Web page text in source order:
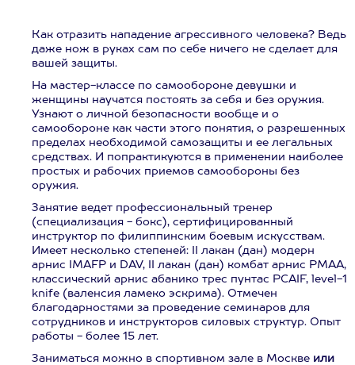
Как отразить нападение агрессивного человека? Ведь
даже нож в руках сам по себе ничего не сделает для
вашей защиты.
На мастер-классе по самообороне девушки и
женщины научатся постоять за себя и без оружия.
Узнают о личной безопасности вообще и о
самообороне как части этого понятия, о разрешенных
пределах необходимой самозащиты и ее легальных
средствах. И попрактикуются в применении наиболее
простых и рабочих приемов самообороны без
оружия.
Занятие ведет профессиональный тренер
(специализация - бокс), сертифицированный
инструктор по филиппинским боевым искусствам.
Имеет несколько степеней: II лакан (дан) модерн
арнис IMAFP и DAV, II лакан (дан) комбат арнис PMAA,
классический арнис абанико трес пунтас PCAIF, level-1
knife (валенсия ламеко эскрима). Отмечен
благодарностями за проведение семинаров для
сотрудников и инструкторов силовых структур. Опыт
работы - более 15 лет.
Заниматься можно в спортивном зале в Москве или